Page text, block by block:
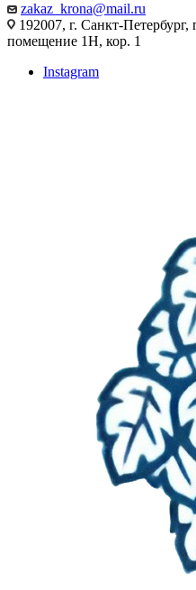
zakaz_krona@mail.ru
192007, г. Санкт-
помещение 1Н, кор. 1
Instagram